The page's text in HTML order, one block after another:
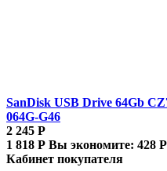
SanDisk USB Drive 64Gb
064G-G46
2 245 Р
1 818 Р Вы экономите: 428 Р
Кабинет покупателя